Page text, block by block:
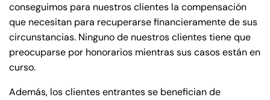
conseguimos para nuestros clientes la compensación
que necesitan para recuperarse financieramente de sus
circunstancias. Ninguno de nuestros clientes tiene que
preocuparse por honorarios mientras sus casos están en
curso.
Además, los clientes entrantes se benefician de